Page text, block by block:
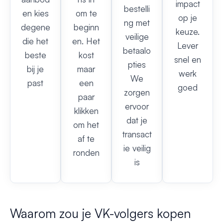
en kies
degene
die het
beste
bij je
past
om te
beginn
en. Het
kost
maar
een
paar
klikken
om het
af te
ronden
bestelli
ng met
veilige
betaalo
pties
We
zorgen
ervoor
dat je
transact
ie veilig
is
impact
op je
keuze.
Lever
snel en
werk
goed
Waarom zou je VK-volgers kopen